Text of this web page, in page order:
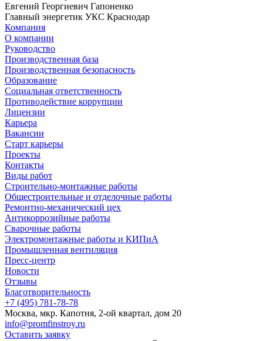
Евгений Георгиевич Гапоненко
Главный энергетик УКС Краснодар
Компания
О компании
Руководство
Производственная база
Производственная безопасность
Образование
Социальная ответственность
Противодействие коррупции
Лицензии
Карьера
Вакансии
Старт карьеры
Проекты
Контакты
Виды работ
Строительно-монтажные работы
Общестроительные и отделочные работы
Ремонтно-механический цех
Антикоррозийные работы
Cварочные работы
Электромонтажные работы и КИПиА
Промышленная вентиляция
Пресс-центр
Новости
Отзывы
Благотворительность
+7 (495) 781-78-78
Москва, мкр. Капотня, 2-ой квартал, дом 20
info@promfinstroy.ru
Оставить заявку